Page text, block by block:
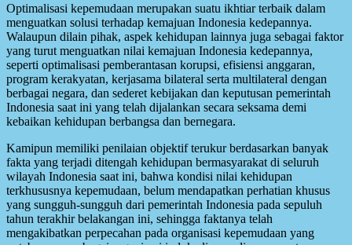
Optimalisasi kepemudaan merupakan suatu ikhtiar terbaik dalam
menguatkan solusi terhadap kemajuan Indonesia kedepannya.
Walaupun dilain pihak, aspek kehidupan lainnya juga sebagai faktor
yang turut menguatkan nilai kemajuan Indonesia kedepannya,
seperti optimalisasi pemberantasan korupsi, efisiensi anggaran,
program kerakyatan, kerjasama bilateral serta multilateral dengan
berbagai negara, dan sederet kebijakan dan keputusan pemerintah
Indonesia saat ini yang telah dijalankan secara seksama demi
kebaikan kehidupan berbangsa dan bernegara.
Kamipun memiliki penilaian objektif terukur berdasarkan banyak
fakta yang terjadi ditengah kehidupan bermasyarakat di seluruh
wilayah Indonesia saat ini, bahwa kondisi nilai kehidupan
terkhususnya kepemudaan, belum mendapatkan perhatian khusus
yang sungguh-sungguh dari pemerintah Indonesia pada sepuluh
tahun terakhir belakangan ini, sehingga faktanya telah
mengakibatkan perpecahan pada organisasi kepemudaan yang